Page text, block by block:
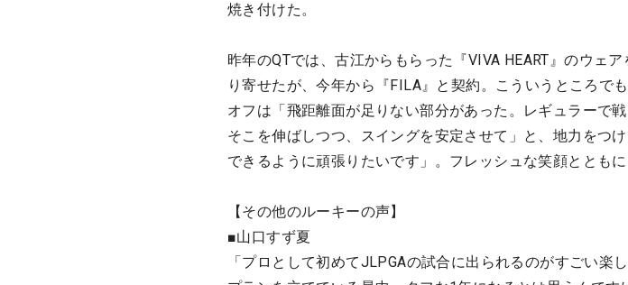
焼き付けた。
昨年のQTでは、古江からもらった『VIVA HEART』のウェ
り寄せたが、今年から『FILA』と契約。こういうところで
オフは「飛距離面が足りない部分があった。レギュラーで
そこを伸ばしつつ、スイングを安定させて」と、地力をつ
できるように頑張りたいです」。フレッシュな笑顔ととも
【その他のルーキーの声】
■山口すず夏
「プロとして初めてJLPGAの試合に出られるのがすごい楽